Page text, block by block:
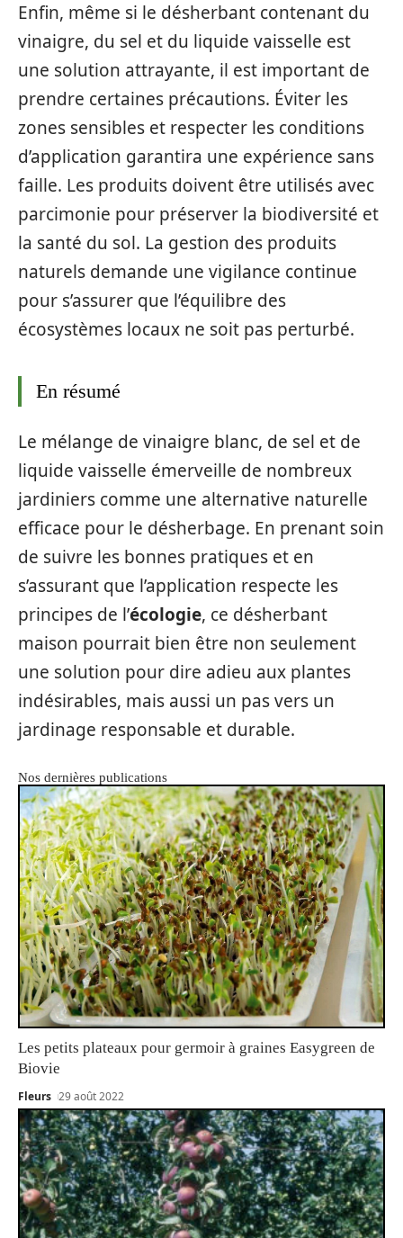
Enfin, même si le désherbant contenant du
vinaigre, du sel et du liquide vaisselle est
une solution attrayante, il est important de
prendre certaines précautions. Éviter les
zones sensibles et respecter les conditions
d’application garantira une expérience sans
faille. Les produits doivent être utilisés avec
parcimonie pour préserver la biodiversité et
la santé du sol. La gestion des produits
naturels demande une vigilance continue
pour s’assurer que l’équilibre des
écosystèmes locaux ne soit pas perturbé.
En résumé
Le mélange de vinaigre blanc, de sel et de
liquide vaisselle émerveille de nombreux
jardiniers comme une alternative naturelle
efficace pour le désherbage. En prenant soin
de suivre les bonnes pratiques et en
s’assurant que l’application respecte les
principes de l’écologie, ce désherbant
maison pourrait bien être non seulement
une solution pour dire adieu aux plantes
indésirables, mais aussi un pas vers un
jardinage responsable et durable.
Nos dernières publications
Les petits plateaux pour germoir à graines Easygreen de
Biovie
Fleurs 29 août 2022